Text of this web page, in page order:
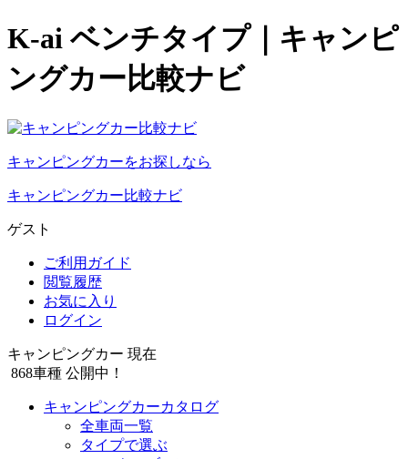
K-ai ベンチタイプ｜キャンピ
ングカー比較ナビ
キャンピングカーをお探しなら
キャンピングカー比較ナビ
ゲスト
ご利用ガイド
閲覧履歴
お気に入り
ログイン
キャンピングカー 現在
868車種 公開中！
キャンピングカーカタログ
全車両一覧
タイプで選ぶ